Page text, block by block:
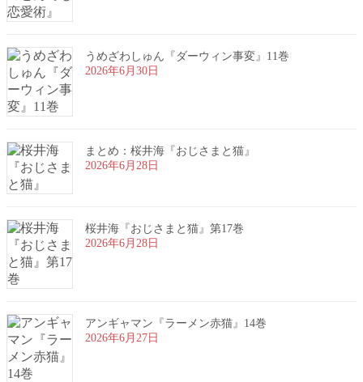
うめざわしゅん『ダーウィン事変』11巻
2026年6月30日
まとめ：桜井海『おじさまと猫』
2026年6月28日
桜井海『おじさまと猫』第17巻
2026年6月28日
アンギャマン『ラーメン赤猫』14巻
2026年6月27日